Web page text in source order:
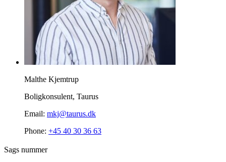
Malthe Kjemtrup
Boligkonsulent, Taurus
Email: mkj@taurus.dk
Phone: +45 40 30 36 63
Sags nummer